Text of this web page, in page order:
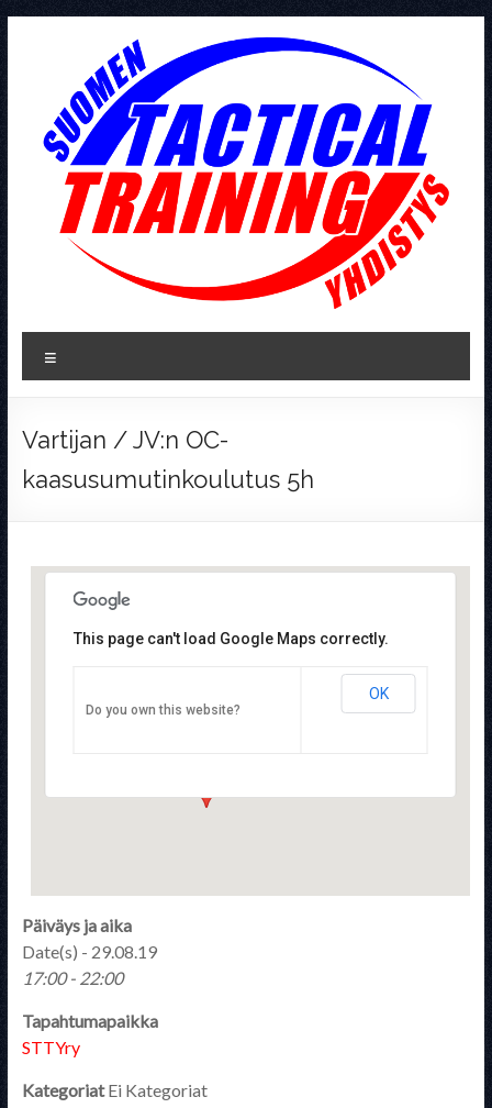
Tactical
Training
Vartijan / JV:n OC-
kaasusumutinkoulutus 5h
Pulttitie 16 - Helsinki
This page can't load Google Maps correctly.
Do you own this website?
OK
Päiväys ja aika
Date(s) - 29.08.19
17:00 - 22:00
Tapahtumapaikka
STTYry
KategoriatEi Kategoriat